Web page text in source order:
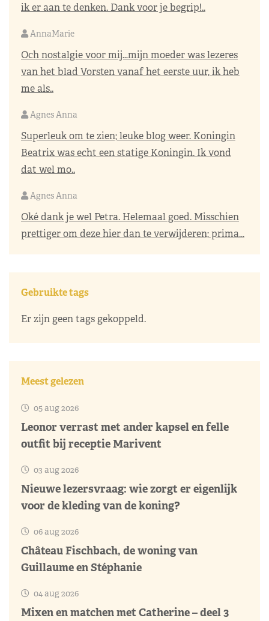
ik er aan te denken. Dank voor je begrip!..
AnnaMarie
Och nostalgie voor mij…mijn moeder was lezeres
van het blad Vorsten vanaf het eerste uur, ik heb
me als..
Agnes Anna
Superleuk om te zien; leuke blog weer. Koningin
Beatrix was echt een statige Koningin. Ik vond
dat wel mo..
Agnes Anna
Oké dank je wel Petra. Helemaal goed. Misschien
prettiger om deze hier dan te verwijderen; prima...
Gebruikte tags
Er zijn geen tags gekoppeld.
Meest gelezen
05 aug 2026
Leonor verrast met ander kapsel en felle
outfit bij receptie Marivent
03 aug 2026
Nieuwe lezersvraag: wie zorgt er eigenlijk
voor de kleding van de koning?
06 aug 2026
Château Fischbach, de woning van
Guillaume en Stéphanie
04 aug 2026
Mixen en matchen met Catherine – deel 3